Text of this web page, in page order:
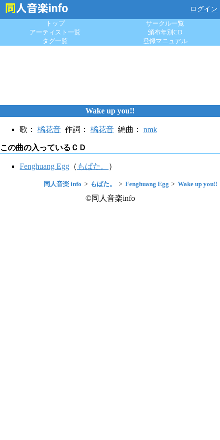
ログイン
トップ
サークル一覧
アーティスト一覧
頒布年別CD
タグ一覧
登録マニュアル
Wake up you!!
歌： 橘花音 作詞： 橘花音 編曲： nmk
この曲の入っているＣＤ
Fenghuang Egg （ もぱた。 ）
同人音楽 info もぱた。 Fenghuang Egg Wake up you!!
©同人音楽info